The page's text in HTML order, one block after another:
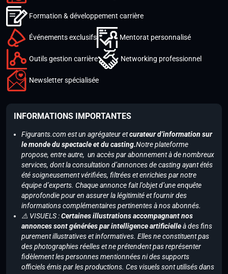
Formation & développement carrière
Événements exclusifs Mentorat personnalisé
Outils gestion carrière Networking professionnel
Newsletter spécialisée
INFORMATIONS IMPORTANTES
Figurants.com est un agrégateur etcurateur d’information sur
le monde du spectacle et du casting.Notre plateforme
propose, entre autre, un accès par abonnement à de nombreux
services, dont la consultation d’annonces de casting ayant étés
été soigneusement vérifiées, filtrées et enrichies par notre
équipe d’experts. Chaque annonce fait l’objet d’une enquête
approfondie pour en assurer la légitimité et fournir des
informations complémentaires pertinentes à nos abonnés.
⚠️ VISUELS :Certaines illustrations accompagnant nos
annonces sont générées par intelligence artificielleà des fins
purement illustratives et informatives. Elles ne constituent pas
des photographies réelles et ne prétendent pas représenter
fidèlement les personnes mentionnées ni des supports
officiels émis par les productions. Ces visuels sont utilisés dans